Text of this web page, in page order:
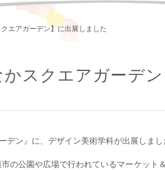
エアガーデン】に出展しました
スクエアガーデン
ン』に、デザイン美術学科が出展しまし
の公園や広場で行われているマーケット